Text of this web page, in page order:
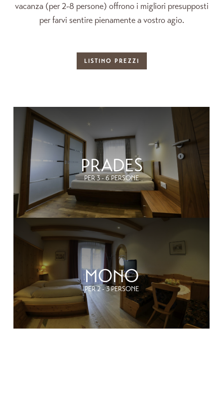
vacanza (per 2-8 persone) offrono i migliori presupposti
per farvi sentire pienamente a vostro agio.
LISTINO PREZZI
PRADES
PER 3 - 6 PERSONE
MONO
PER 2 - 3 PERSONE